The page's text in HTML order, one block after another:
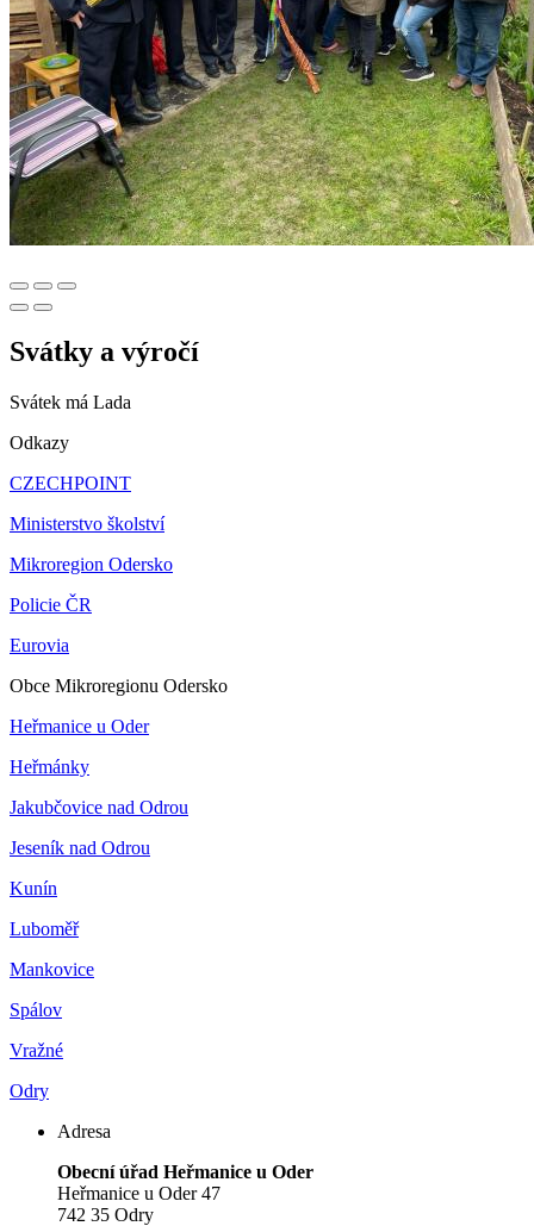
Svátky a výročí
Svátek má Lada
Odkazy
CZECHPOINT
Ministerstvo školství
Mikroregion Odersko
Policie ČR
Eurovia
Obce Mikroregionu Odersko
Heřmanice u Oder
Heřmánky
Jakubčovice nad Odrou
Jeseník nad Odrou
Kunín
Luboměř
Mankovice
Spálov
Vražné
Odry
Adresa
Obecní úřad Heřmanice u Oder
Heřmanice u Oder 47
742 35 Odry